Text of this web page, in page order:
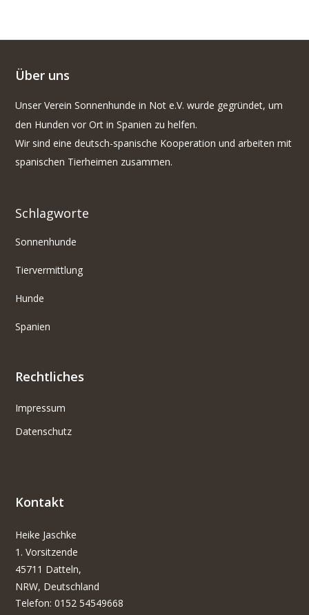
Über uns
Unser Verein Sonnenhunde in Not e.V. wurde gegründet, um
den Hunden vor Ort in Spanien zu helfen.
Wir sind eine deutsch-spanische Kooperation und arbeiten mit
spanischen Tierheimen zusammen.
Schlagworte
Sonnenhunde
Tiervermittlung
Hunde
Spanien
Rechtliches
Impressum
Datenschutz
Kontakt
Heike Jaschke
1. Vorsitzende
45711 Datteln,
NRW, Deutschland
Telefon: 0152 54549668